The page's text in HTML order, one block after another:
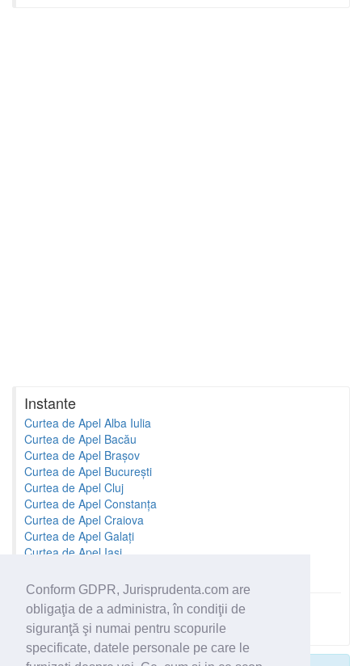
Conform GDPR, Jurisprudenta.com are
obligaţia de a administra, în condiţii de
siguranţă şi numai pentru scopurile
specificate, datele personale pe care le
Instante
Curtea de Apel Alba Iulia
Curtea de Apel Bacău
Curtea de Apel Brașov
Curtea de Apel București
Curtea de Apel Cluj
Curtea de Apel Constanța
Curtea de Apel Craiova
Curtea de Apel Galați
Curtea de Apel Iași
Toate instantele